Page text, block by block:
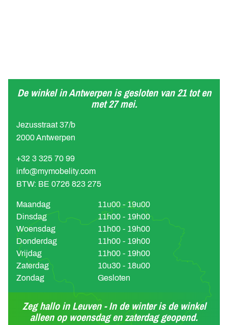
De winkel in Antwerpen is gesloten van 21 tot en
met 27 mei.
Jezusstraat 37/b
2000 Antwerpen
+32 3 325 70 99
info@mymobelity.com
BTW: BE 0726 823 275
Maandag
11u00 - 19u00
Dinsdag
11h00 - 19h00
Woensdag
11h00 - 19h00
Donderdag
11h00 - 19h00
Vrijdag
11h00 - 19h00
Zaterdag
10u30 - 18u00
Zondag
Gesloten
Zeg hallo in Leuven - In de winter is de winkel
alleen op woensdag en zaterdag geopend.